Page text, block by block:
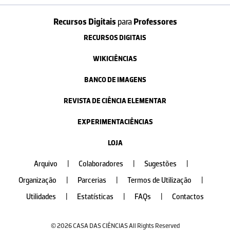
Recursos Digitais paraProfessores
RECURSOS DIGITAIS
WIKICIÊNCIAS
BANCO DE IMAGENS
REVISTA DE CIÊNCIA ELEMENTAR
EXPERIMENTACIÊNCIAS
LOJA
Arquivo Colaboradores Sugestões
Organização
Parcerias Termos de Utilização
Utilidades
Estatísticas FAQs Contactos
© 2026 CASA DAS CIÊNCIAS All Rights Reserved